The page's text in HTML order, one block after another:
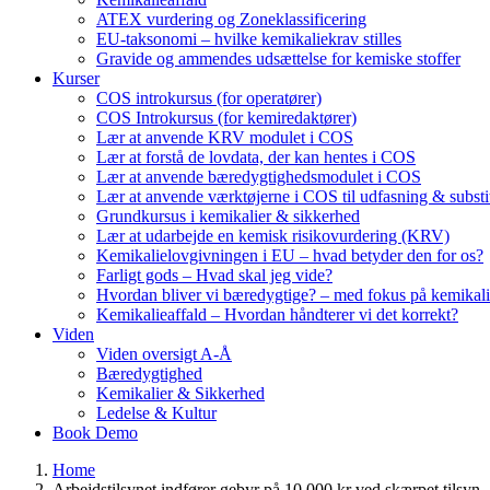
ATEX vurdering og Zoneklassificering
EU-taksonomi – hvilke kemikaliekrav stilles
Gravide og ammendes udsættelse for kemiske stoffer
Kurser
COS introkursus (for operatører)
COS Introkursus (for kemiredaktører)
Lær at anvende KRV modulet i COS
Lær at forstå de lovdata, der kan hentes i COS
Lær at anvende bæredygtighedsmodulet i COS
Lær at anvende værktøjerne i COS til udfasning &
Grundkursus i kemikalier & sikkerhed
Lær at udarbejde en kemisk risikovurdering (KRV)
Kemikalielovgivningen i EU – hvad betyder den for os?
Farligt gods – Hvad skal jeg vide?
Hvordan bliver vi bæredygtige? – med fokus på
Kemikalieaffald – Hvordan håndterer vi det korrekt?
Viden
Viden oversigt A-Å
Bæredygtighed
Kemikalier & Sikkerhed
Ledelse & Kultur
Book Demo
Home